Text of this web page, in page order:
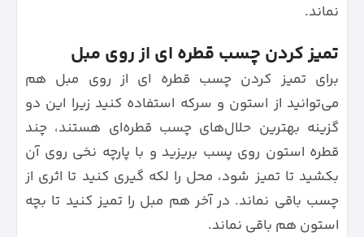
نماند.
تمیز کردن چسب قطره ای از روی مبل
برای تمیز کردن چسب قطره‌ ای از روی مبل هم
می‌توانید از استون و سرکه استفاده کنید زیرا این دو
گزینه بهترین حلال‌های چسب قطره‌ای هستند، چند
قطره استون روی پسب بریزید و با پارچه نخی روی آن
بکشید تا تمیز شود، محل را لکه گیری کنید تا اثری از
چسب باقی نماند. در آخر هم مبل را تمیز کنید تا بچه
استون هم باقی نماند.